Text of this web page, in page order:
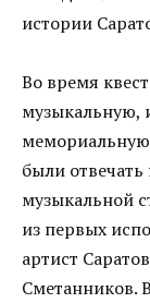
истории
Во время
музыкальную,
были
музыкальной
из первых
артист
Сметанников.